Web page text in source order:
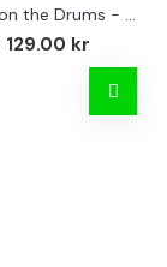
Monkey on the Drums - Trendig poster
129.00 kr